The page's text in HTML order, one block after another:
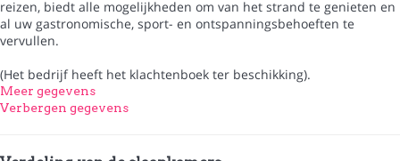
reizen, biedt alle mogelijkheden om van het strand te genieten en
al uw gastronomische, sport- en ontspanningsbehoeften te
vervullen.
(Het bedrijf heeft het klachtenboek ter beschikking).
Meer gegevens
Verbergen gegevens